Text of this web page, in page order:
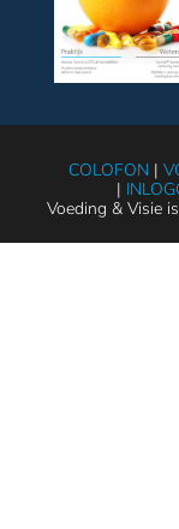
COLOFON |
|
Voeding & Visie